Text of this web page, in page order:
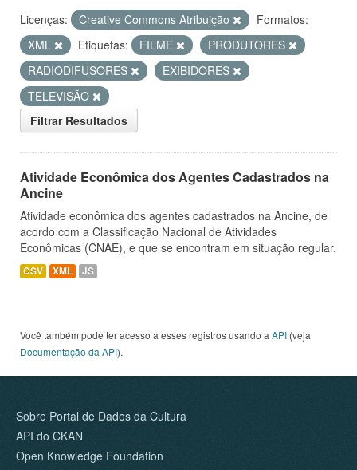
Licenças: Creative Commons Atribuição
Formatos:
XML
Etiquetas: FILME
PRODUTORES
RADIODIFUSORES
EXIBIDORES
TELEVISÃO
Filtrar Resultados
Atividade Econômica dos Agentes Cadastrados na
Ancine
Atividade econômica dos agentes cadastrados na Ancine, de
acordo com a Classificação Nacional de Atividades
Econômicas (CNAE), e que se encontram em situação regular.
CSV XML JS
Você também pode ter acesso a esses registros usando a API (veja
Documentação da API).
Sobre Portal de Dados da Cultura
API do CKAN
Open Knowledge Foundation